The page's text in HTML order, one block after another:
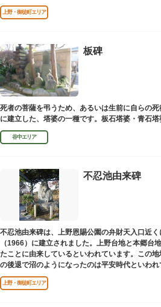
上野・御徒町エリア
板碑
死者の菩薩を弔うため、あるいは生前に自らの
に建立した、塔婆の一種です。板石塔婆・青石塔
谷中エリア
不忍池由来碑
不忍池由来碑は、上野恩賜公園の弁財天入口近
（1966）に建立されました。上野台地と本郷台
たことに由来しているといわれています。この
の後退で沼のようになったのは平安時代といわれ
上野・御徒町エリア